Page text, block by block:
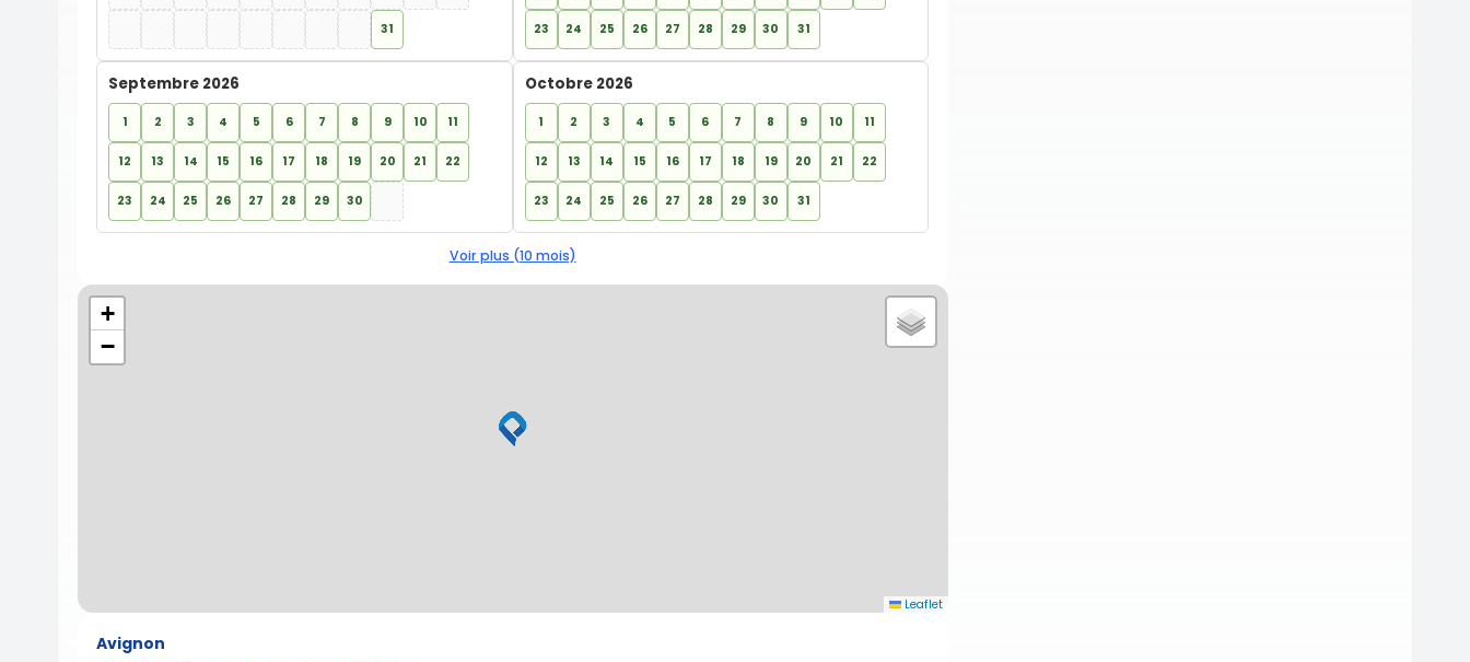
31 23 24 25 26 27 28 29 30 31
Septembre 2026
1 2 3 4 5 6 7 8 9 10 11
12 13 14 15 16 17 18 19 20 21 22
23 24 25 26 27 28 29 30
Octobre 2026
1 2 3 4 5 6 7 8 9 10 11
12 13 14 15 16 17 18 19 20 21 22
23 24 25 26 27 28 29 30 31
Voir plus (10 mois)
+
−
Leaflet
Avignon